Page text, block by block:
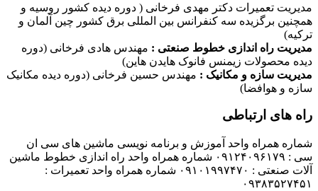
مدیریت تعمیرات دکتر مهدی فرخانی ( دوره دیده کشور روسیه و
همچنین برگزیده سه کنفرانس بین المللی برق کشور چین آلمان و
ترکیه)
مدیریت راه اندازی خطوط صنعتی : مهندس هادی فرخانی (دوره
دیده محصولات زیمنس فانوک هایدن هاین)
مدیریت سازه و مکانیک : مهندس حسین فرخانی (دوره دیده مکانیک
سازه و هوافضا)
راه های ارتباطی
شماره همراه واحد آموزش و برنامه نویسی ماشین های سی ان
سی : ۰۹۱۲۴۰۹۶۱۷۹ شماره همراه واحد راه اندازی خطوط ماشین
آلات صنعتی : ۰۹۱۰۱۹۹۷۴۷۰ شماره همراه واحد تعمیرات :
۰۹۳۸۳۵۲۷۴۵۱